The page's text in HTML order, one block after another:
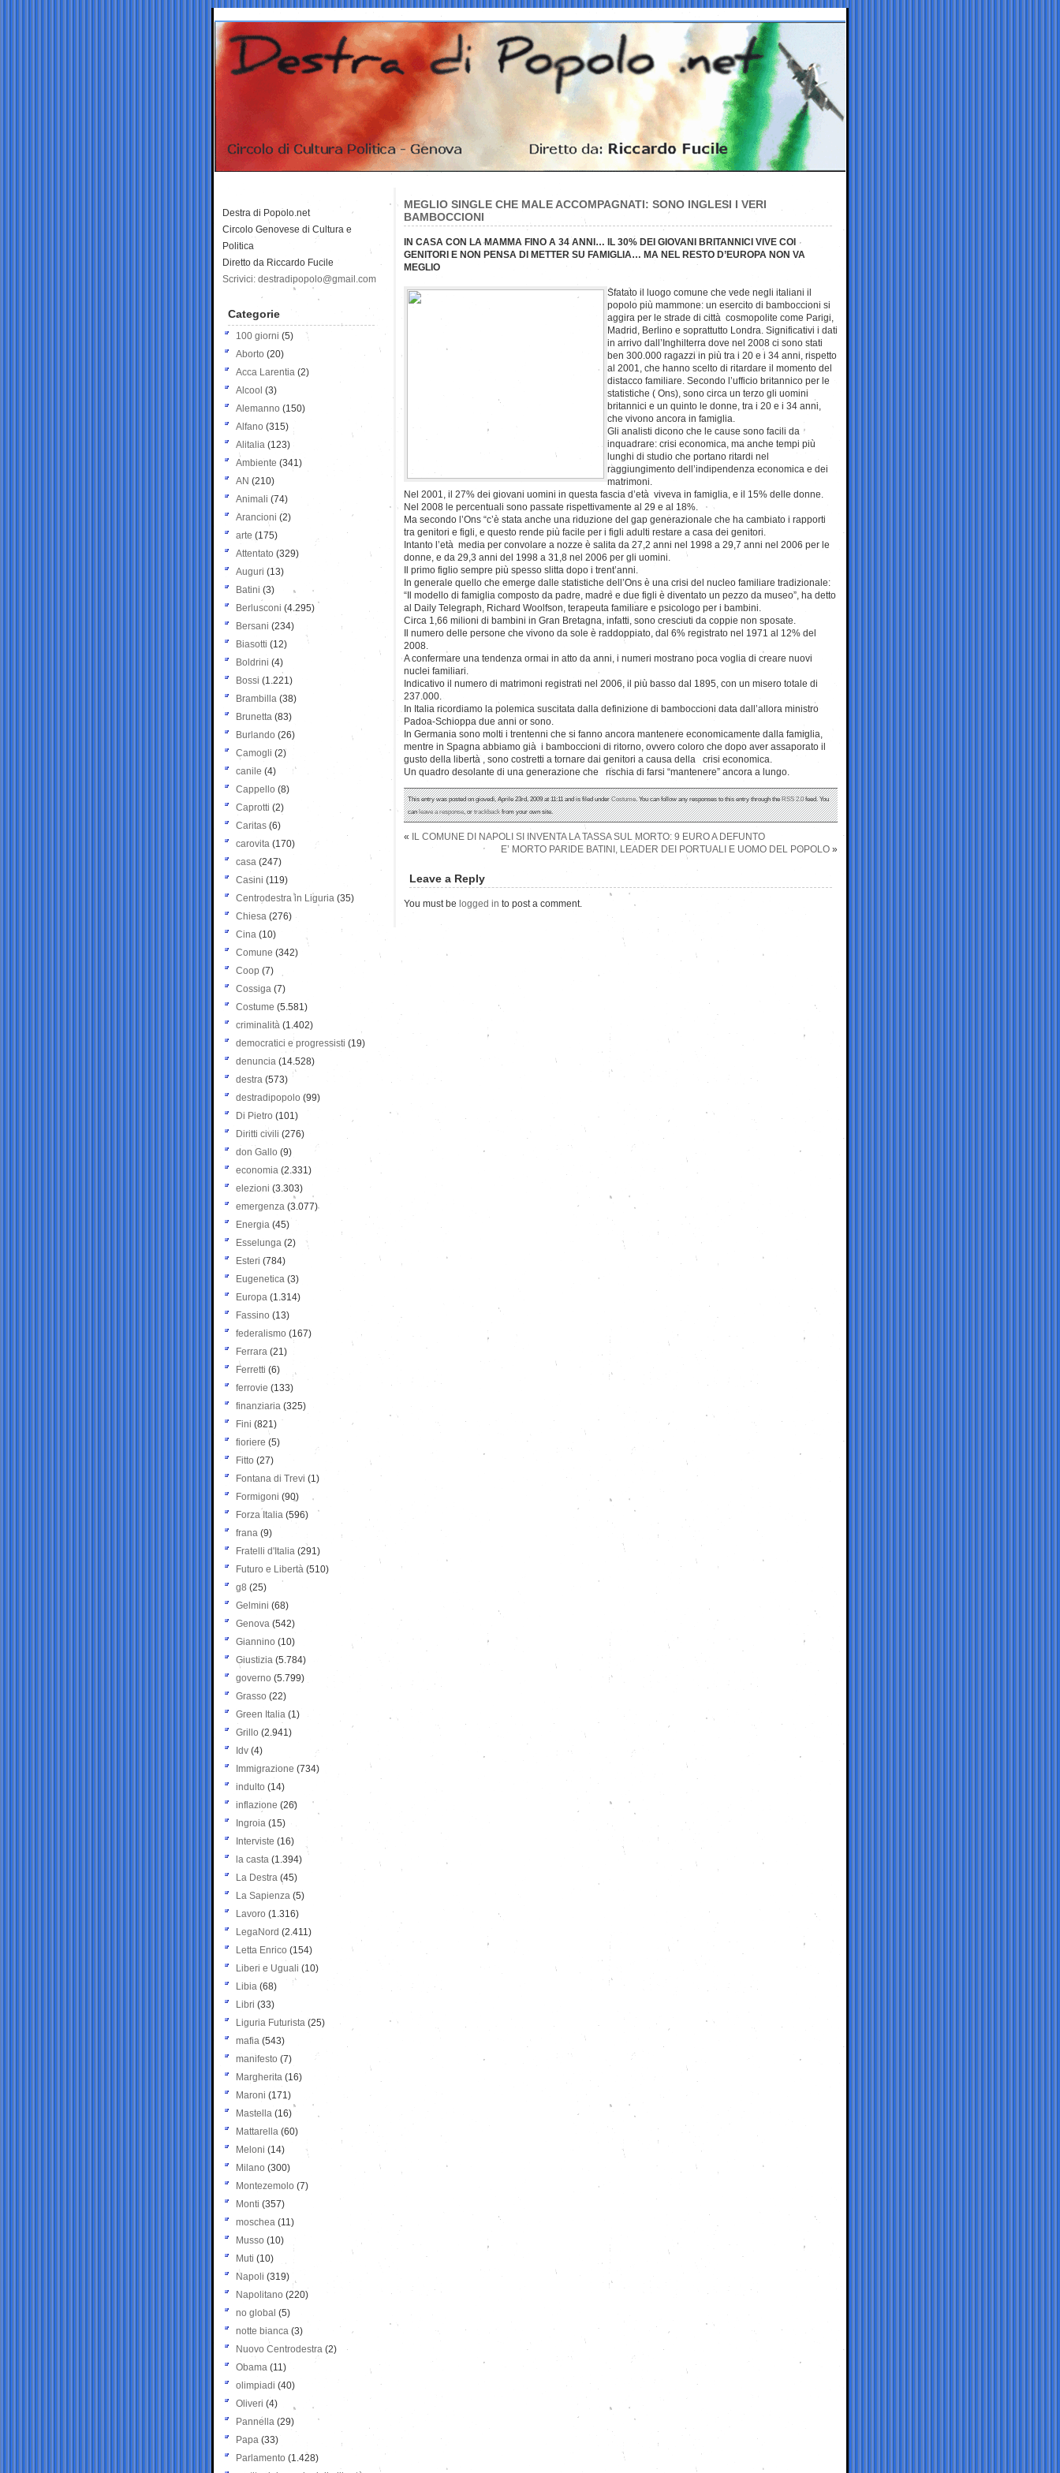
MEGLIO SINGLE CHE MALE ACCOMPAGNATI: SONO INGLESI I VERI
BAMBOCCIONI
IN CASA CON LA MAMMA FINO A 34 ANNI… IL 30% DEI GIOVANI BRITANNICI VIVE COI
GENITORI E NON PENSA DI METTER SU FAMIGLIA… MA NEL RESTO D’EUROPA NON VA
MEGLIO
Sfatato il luogo comune che vede negli italiani il
popolo più mammone: un esercito di bamboccioni si
aggira per le strade di città cosmopolite come Parigi,
Madrid, Berlino e soprattutto Londra. Significativi i dati
in arrivo dall’Inghilterra dove nel 2008 ci sono stati
ben 300.000 ragazzi in più tra i 20 e i 34 anni, rispetto
al 2001, che hanno scelto di ritardare il momento del
distacco familiare. Secondo l’ufficio britannico per le
statistiche ( Ons), sono circa un terzo gli uomini
britannici e un quinto le donne, tra i 20 e i 34 anni,
che vivono ancora in famiglia.
Gli analisti dicono che le cause sono facili da
inquadrare: crisi economica, ma anche tempi più
lunghi di studio che portano ritardi nel
raggiungimento dell’indipendenza economica e dei
matrimoni.
Nel 2001, il 27% dei giovani uomini in questa fascia d’età viveva in famiglia, e il 15% delle donne.
Nel 2008 le percentuali sono passate rispettivamente al 29 e al 18%.
Ma secondo l’Ons “c’è stata anche una riduzione del gap generazionale che ha cambiato i rapporti
tra genitori e figli, e questo rende più facile per i figli adulti restare a casa dei genitori.
Intanto l’età media per convolare a nozze è salita da 27,2 anni nel 1998 a 29,7 anni nel 2006 per le
donne, e da 29,3 anni del 1998 a 31,8 nel 2006 per gli uomini.
Il primo figlio sempre più spesso slitta dopo i trent’anni.
In generale quello che emerge dalle statistiche dell’Ons è una crisi del nucleo familiare tradizionale:
“Il modello di famiglia composto da padre, madre e due figli è diventato un pezzo da museo”, ha detto
al Daily Telegraph, Richard Woolfson, terapeuta familiare e psicologo per i bambini.
Circa 1,66 milioni di bambini in Gran Bretagna, infatti, sono cresciuti da coppie non sposate.
Il numero delle persone che vivono da sole è raddoppiato, dal 6% registrato nel 1971 al 12% del
2008.
A confermare una tendenza ormai in atto da anni, i numeri mostrano poca voglia di creare nuovi
nuclei familiari.
Indicativo il numero di matrimoni registrati nel 2006, il più basso dal 1895, con un misero totale di
237.000.
In Italia ricordiamo la polemica suscitata dalla definizione di bamboccioni data dall’allora ministro
Padoa-Schioppa due anni or sono.
In Germania sono molti i trentenni che si fanno ancora mantenere economicamente dalla famiglia,
mentre in Spagna abbiamo già i bamboccioni di ritorno, ovvero coloro che dopo aver assaporato il
gusto della libertà , sono costretti a tornare dai genitori a causa della crisi economica.
Un quadro desolante di una generazione che rischia di farsi “mantenere” ancora a lungo.
This entry was posted on giovedì, Aprile 23rd, 2009 at 11:11 and is filed underCostume. You can follow any responses to this entry through theRSS 2.0feed. You
canleave a response, ortrackbackfrom your own site.
«
IL COMUNE DI NAPOLI SI INVENTA LA TASSA SUL MORTO: 9 EURO A DEFUNTO
E’ MORTO PARIDE BATINI, LEADER DEI PORTUALI E UOMO DEL POPOLO »
Leave a Reply
You must be logged in to post a comment.
Destra di Popolo.net
Circolo Genovese di Cultura e
Politica
Diretto da Riccardo Fucile
Scrivici: destradipopolo@gmail.com
Categorie
100 giorni (5)
Aborto (20)
Acca Larentia (2)
Alcool (3)
Alemanno (150)
Alfano (315)
Alitalia (123)
Ambiente (341)
AN (210)
Animali (74)
Arancioni (2)
arte (175)
Attentato (329)
Auguri (13)
Batini (3)
Berlusconi (4.295)
Bersani (234)
Biasotti (12)
Boldrini (4)
Bossi (1.221)
Brambilla (38)
Brunetta (83)
Burlando (26)
Camogli (2)
canile (4)
Cappello (8)
Caprotti (2)
Caritas (6)
carovita (170)
casa (247)
Casini (119)
Centrodestra in Liguria (35)
Chiesa (276)
Cina (10)
Comune (342)
Coop (7)
Cossiga (7)
Costume (5.581)
criminalità (1.402)
democratici e progressisti (19)
denuncia (14.528)
destra (573)
destradipopolo (99)
Di Pietro (101)
Diritti civili (276)
don Gallo (9)
economia (2.331)
elezioni (3.303)
emergenza (3.077)
Energia (45)
Esselunga (2)
Esteri (784)
Eugenetica (3)
Europa (1.314)
Fassino (13)
federalismo (167)
Ferrara (21)
Ferretti (6)
ferrovie (133)
finanziaria (325)
Fini (821)
fioriere (5)
Fitto (27)
Fontana di Trevi (1)
Formigoni (90)
Forza Italia (596)
frana (9)
Fratelli d'Italia (291)
Futuro e Libertà (510)
g8 (25)
Gelmini (68)
Genova (542)
Giannino (10)
Giustizia (5.784)
governo (5.799)
Grasso (22)
Green Italia (1)
Grillo (2.941)
Idv (4)
Immigrazione (734)
indulto (14)
inflazione (26)
Ingroia (15)
Interviste (16)
la casta (1.394)
La Destra (45)
La Sapienza (5)
Lavoro (1.316)
LegaNord (2.411)
Letta Enrico (154)
Liberi e Uguali (10)
Libia (68)
Libri (33)
Liguria Futurista (25)
mafia (543)
manifesto (7)
Margherita (16)
Maroni (171)
Mastella (16)
Mattarella (60)
Meloni (14)
Milano (300)
Montezemolo (7)
Monti (357)
moschea (11)
Musso (10)
Muti (10)
Napoli (319)
Napolitano (220)
no global (5)
notte bianca (3)
Nuovo Centrodestra (2)
Obama (11)
olimpiadi (40)
Oliveri (4)
Pannella (29)
Papa (33)
Parlamento (1.428)